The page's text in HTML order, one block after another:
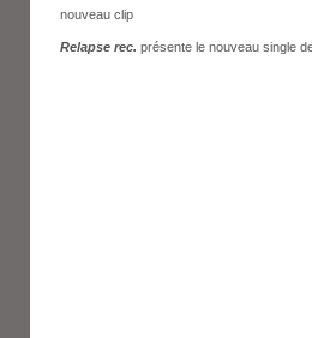
nouveau clip
Relapse rec. présente le nouveau single